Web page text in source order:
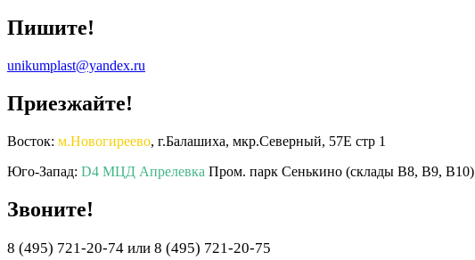
Пишите!
unikumplast@yandex.ru
Приезжайте!
Восток: м.Новогиреево, г.Балашиха, мкр.Северный, 57Е стр 1
Юго-Запад: D4 МЦД Апрелевка Пром. парк Сенькино (склады B8, B9, B10)
Звоните!
8 (495) 721-20-74 или 8 (495) 721-20-75